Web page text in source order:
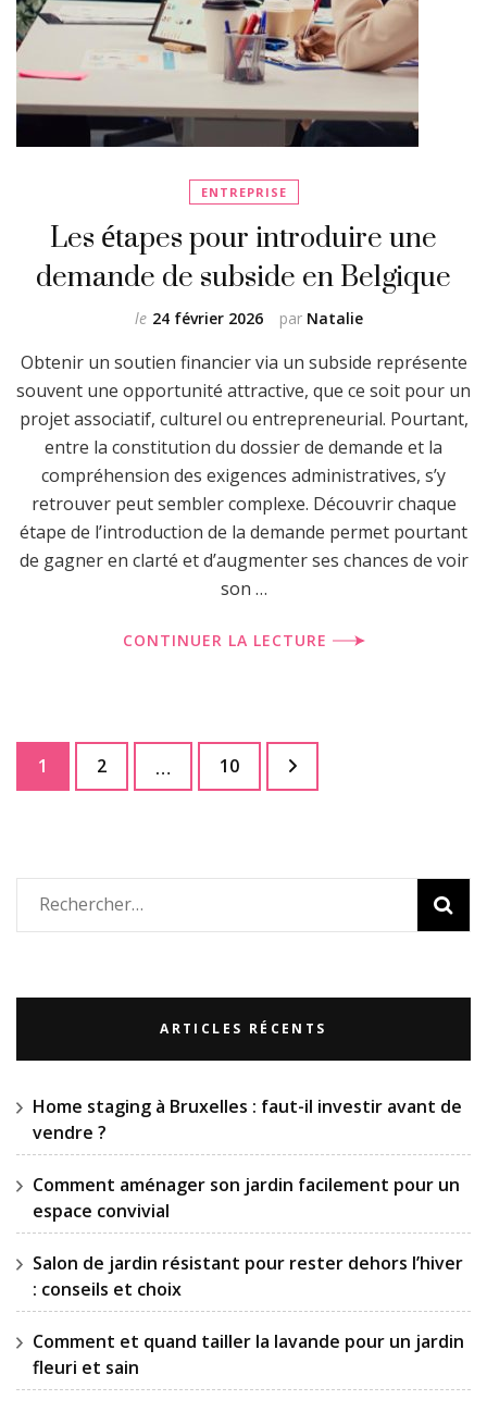
ENTREPRISE
Les étapes pour introduire une
demande de subside en Belgique
par Natalie
le 24 février 2026
Obtenir un soutien financier via un subside représente
souvent une opportunité attractive, que ce soit pour un
projet associatif, culturel ou entrepreneurial. Pourtant,
entre la constitution du dossier de demande et la
compréhension des exigences administratives, s’y
retrouver peut sembler complexe. Découvrir chaque
étape de l’introduction de la demande permet pourtant
de gagner en clarté et d’augmenter ses chances de voir
son …
CONTINUER LA LECTURE
Pagination
des
Page
1 Page
2 … Page
10
Rechercher :
ARTICLES RÉCENTS
Home staging à Bruxelles : faut-il investir avant de
vendre ?
Comment aménager son jardin facilement pour un
espace convivial
Salon de jardin résistant pour rester dehors l’hiver
: conseils et choix
Comment et quand tailler la lavande pour un jardin
fleuri et sain